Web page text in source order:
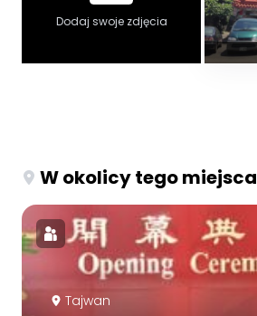
Dodaj swoje zdjęcia
W okolicy tego miejsca
Tajwan